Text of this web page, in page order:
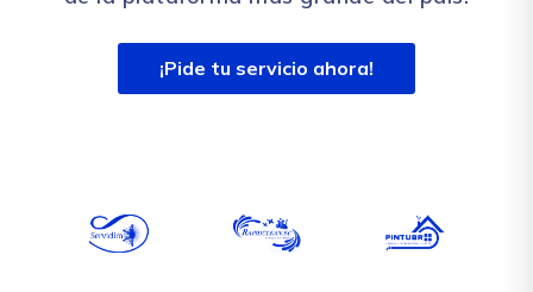
¡Pide tu servicio ahora!